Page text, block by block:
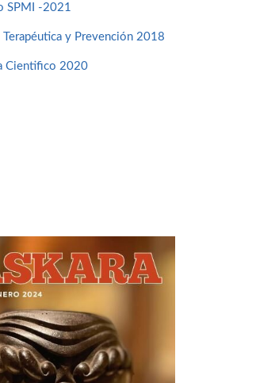
SPMI -2021
Terapéutica y Prevención 2018
Cientifico 2020